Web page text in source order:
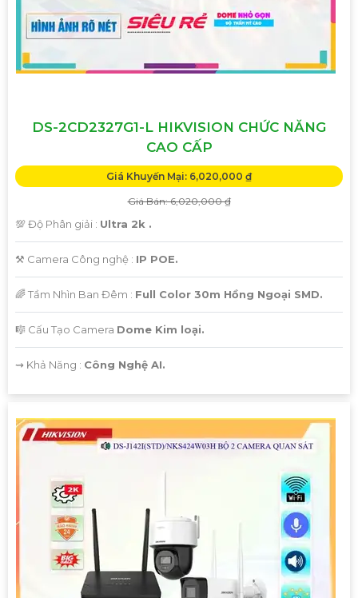
DS-2CD2327G1-L HIKVISION CHỨC NĂNG
CAO CẤP
Giá Khuyến Mại: 6,020,000 ₫
Giá Bán: 6,020,000 ₫
💯 Độ Phân giải : Ultra 2k .
⚒ Camera Công nghệ : IP POE.
🌈 Tầm Nhìn Ban Đêm : Full Color 30m Hồng Ngoại SMD.
🎼️ Cấu Tạo Camera Dome Kim loại.
️⇝ Khả Năng : Công Nghệ AI.